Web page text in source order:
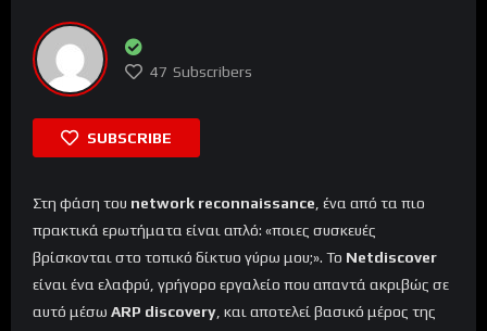
47 Subscribers
SUBSCRIBE
Στη φάση του network reconnaissance , ένα από τα πιο
πρακτικά ερωτήματα είναι απλό: «ποιες συσκευές
βρίσκονται στο τοπικό δίκτυο γύρω μου;». Το Netdiscover
είναι ένα ελαφρύ, γρήγορο εργαλείο που απαντά ακριβώς σε
αυτό μέσω ARP discovery , και αποτελεί βασικό μέρος της